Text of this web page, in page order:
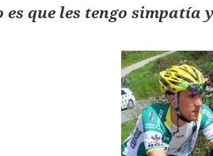
es que les tengo simpatía